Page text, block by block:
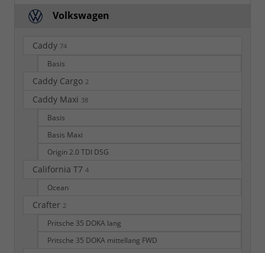
Volkswagen
Caddy 74
Basis
Caddy Cargo 2
Caddy Maxi 38
Basis
Basis Maxi
Origin 2.0 TDI DSG
California T7 4
Ocean
Crafter 2
Pritsche 35 DOKA lang
Pritsche 35 DOKA mittellang FWD